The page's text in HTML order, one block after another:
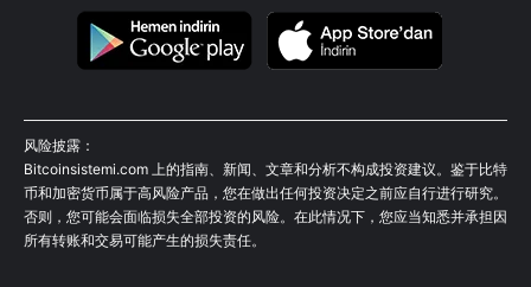
风险披露：
Bitcoinsistemi.com 上的指南、新闻、文章和分析不构成投资建议。鉴于比特
币和加密货币属于高风险产品，您在做出任何投资决定之前应自行进行研究。
否则，您可能会面临损失全部投资的风险。在此情况下，您应当知悉并承担因
所有转账和交易可能产生的损失责任。